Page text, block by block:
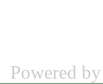
Powered